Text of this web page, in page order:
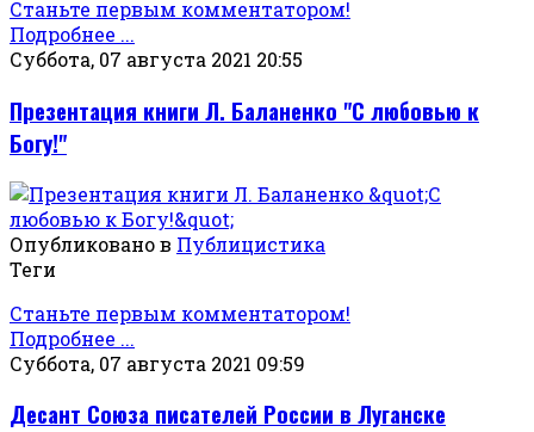
Станьте первым комментатором!
Подробнее ...
Суббота, 07 августа 2021 20:55
Презентация книги Л. Баланенко "С любовью к
Богу!"
Опубликовано в Публицистика
Теги
Станьте первым комментатором!
Подробнее ...
Суббота, 07 августа 2021 09:59
Десант Союза писателей России в Луганске